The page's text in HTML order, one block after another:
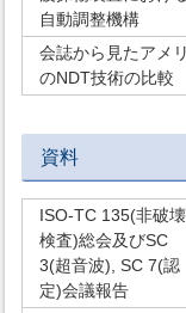
自動調整機構
会誌から見たアメ
のNDT技術の比較
資料
ISO-TC 135(非破壊
検査)総会及びSC
3(超音波), SC 7(認
定)会議報告